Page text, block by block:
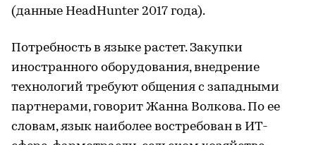
(данные HeadHunter 2017 года).
Потребность в языке растет. Закупки
иностранного оборудования, внедрение
технологий требуют общения с западными
партнерами, говорит Жанна Волкова. По ее
словам, язык наиболее востребован в ИТ-